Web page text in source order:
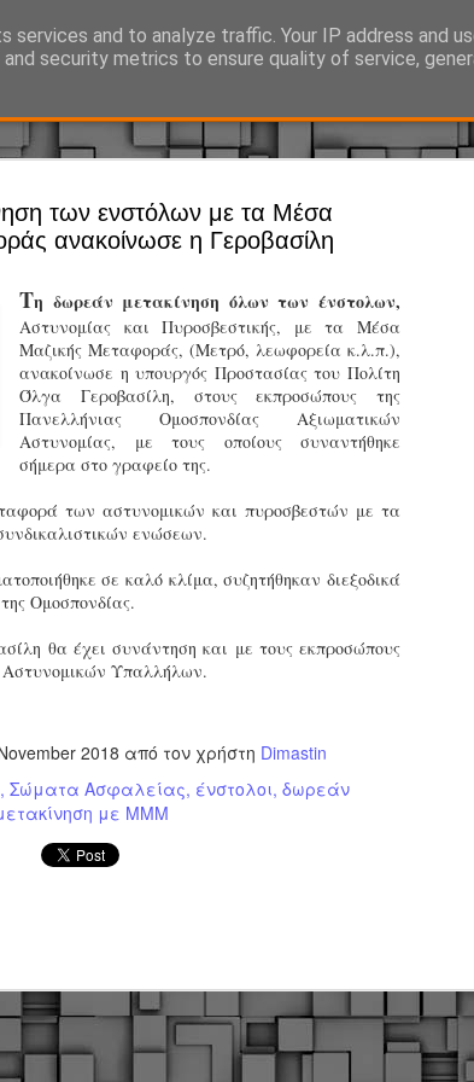
των ενστόλων με τα Μέσα
ανακοίνωσε η Γεροβασίλη
Τη δωρεάν μετακίνηση όλων των ένστολων,
Αστυνομίας και Πυροσβεστικής, με τα Μέσα
Μαζικής Μεταφοράς, (Μετρό, λεωφορεία κ.λ.π.),
ανακοίνωσε η υπουργός Προστασίας του Πολίτη
Όλγα Γεροβασίλη, στους εκπροσώπους της
Πανελλήνιας Ομοσπονδίας Αξιωματικών
Αστυνομίας, με τους οποίους συναντήθηκε
σήμερα στο γραφείο της.
των αστυνομικών και πυροσβεστών με τα
ενώσεων.
σε καλό κλίμα, συζητήθηκαν διεξοδικά
Ομοσπονδίας.
θα έχει συνάντηση και με τους εκπροσώπους
Αστυνομικών Υπαλλήλων.
2018 από τον χρήστη Dimastin
Σώματα Ασφαλείας ένστολοι δωρεάν
με ΜΜΜ
and to analyze traffic. Your IP address and
security metrics to ensure quality of service,
γύρω από τη Δημοτική Αστυνομία, την τοπική
JUL
29
Ξεκινά επίσημα η
Η Δημοτική Αστυνομία
καθώς από την 1η
επιχειρησιακή
ήδη ολοκληρώσει την
Στο πλαίσιο της
των
σε ιδιοκτήτες
JUN
Δημοτική Αστυνομία
Θεσσαλονίκης: Ένταση